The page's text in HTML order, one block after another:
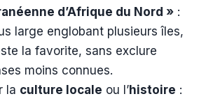
d’Afrique du Nord » :
large englobant plusieurs îles,
la favorite, sans exclure
moins connues.
la culture locale ou l’histoire :